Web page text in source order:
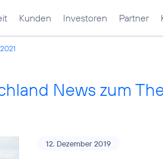
Kunden Investoren Partner
News zum
12. Dezember 2019